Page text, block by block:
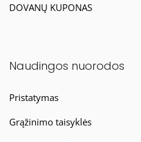
DOVANŲ KUPONAS
Naudingos nuorodos
Pristatymas
Grąžinimo taisyklės